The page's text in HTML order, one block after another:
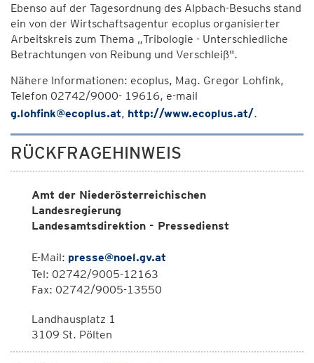
Ebenso auf der Tagesordnung des Alpbach-Besuchs stand
ein von der Wirtschaftsagentur ecoplus organisierter
Arbeitskreis zum Thema „Tribologie - Unterschiedliche
Betrachtungen von Reibung und Verschleiß".
Nähere Informationen: ecoplus, Mag. Gregor Lohfink,
Telefon 02742/9000- 19616, e-mail
g.lohfink@ecoplus.at, http://www.ecoplus.at/.
RÜCKFRAGEHINWEIS
Amt der Niederösterreichischen
Landesregierung
Landesamtsdirektion - Pressedienst
E-Mail: presse@noel.gv.at
Tel: 02742/9005-12163
Fax: 02742/9005-13550
Landhausplatz 1
3109 St. Pölten